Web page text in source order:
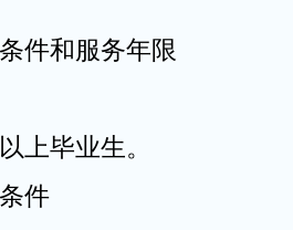
件和服务年限
上毕业生。
件